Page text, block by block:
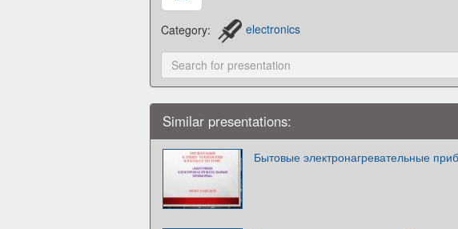
Category: electronics
Similar presentations:
Бытовые электронагревательные